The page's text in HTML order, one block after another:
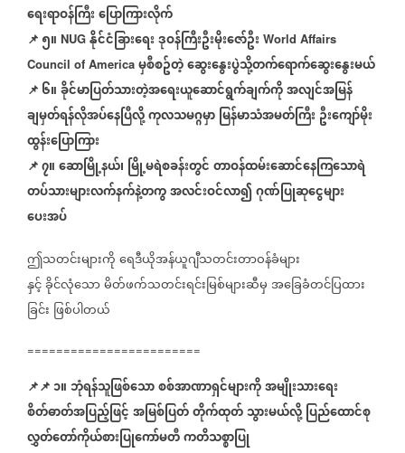
ရေးရာဝန်ကြီးပြောကြားလိုက်
📌၅။ NUG နိုင်ငံခြားရေးဒုဝန်ကြီးဦးမိုးဇော်ဦး World Affairs
Council of America မှစီစဥ်တဲ့ဆွေးနွေးပွဲသို့တက်ရောက်ဆွေးနွေးမယ်
📌၆။ခိုင်မာပြတ်သားတဲ့အရေးယူဆောင်ရွက်ချက်ကိုအလျင်အမြန်
ချမှတ်ရန်လိုအပ်နေပြီလို့ကုလသမဂ္ဂမှာမြန်မာသံအမတ်ကြီး ဦးကျော်မိုး
ထွန်းပြောကြား
📌၇။ဆောမြို့နယ်၊ မြို့မရဲစခန်းတွင်တာဝန်ထမ်းဆောင်နေကြသောရဲ
တပ်သားများလက်နက်နဲ့တကွအလင်းဝင်လာ၍ဂုဏ်ပြုဆုငွေများ
ပေးအပ်
ဤသတင်းများကိုရေဒီယိုအန်ယူဂျီသတင်းတာဝန်ခံများ
နှင့်ခိုင်လုံသောမိတ်ဖက်သတင်းရင်းမြစ်များဆီမှအခြေခံတင်ပြထား
ခြင်း ဖြစ်ပါတယ်
========================
📌📌၁။ဘုံရန်သူဖြစ်သောစစ်အာဏာရှင်များကိုအမျိုးသားရေး
စိတ်ဓာတ်အပြည့်ဖြင့်အမြစ်ပြတ်တိုက်ထုတ်သွားမယ်လို့ပြည်ထောင်စု
လွှတ်တော်ကိုယ်စားပြုကော်မတီကတိသစ္စာပြု